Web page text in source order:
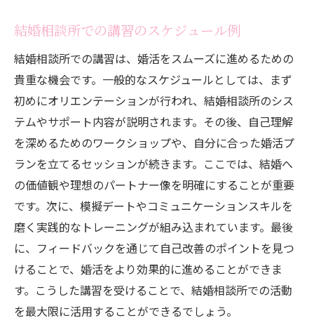
結婚相談所での講習のスケジュール例
結婚相談所での講習は、婚活をスムーズに進めるための
貴重な機会です。一般的なスケジュールとしては、まず
初めにオリエンテーションが行われ、結婚相談所のシス
テムやサポート内容が説明されます。その後、自己理解
を深めるためのワークショップや、自分に合った婚活プ
ランを立てるセッションが続きます。ここでは、結婚へ
の価値観や理想のパートナー像を明確にすることが重要
です。次に、模擬デートやコミュニケーションスキルを
磨く実践的なトレーニングが組み込まれています。最後
に、フィードバックを通じて自己改善のポイントを見つ
けることで、婚活をより効果的に進めることができま
す。こうした講習を受けることで、結婚相談所での活動
を最大限に活用することができるでしょう。